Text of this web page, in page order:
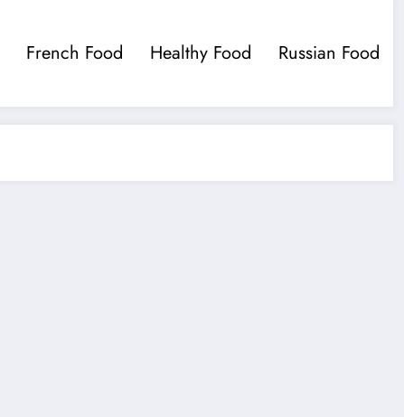
French Food Healthy Food Russian Food